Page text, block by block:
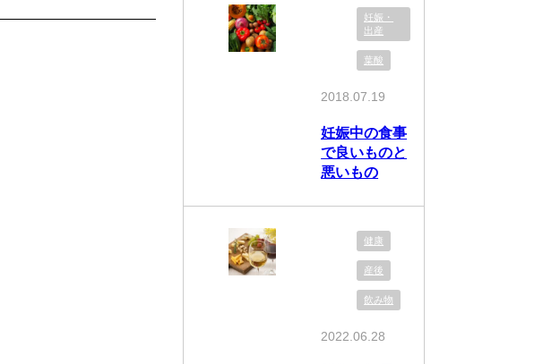
妊娠・
出産
葉酸
2018.07.19
妊娠中の食事
で良いものと
悪いもの
健康
産後
飲み物
2022.06.28